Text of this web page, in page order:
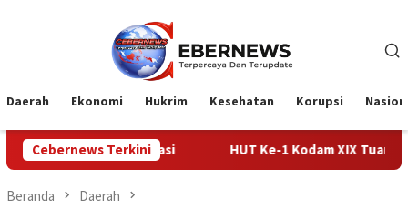
Daerah Ekonomi Hukrim Kesehatan Korupsi
Cebernews TerkiniHUT Ke-1 Kodam XIX Tuanku Tambusai,
Beranda Daerah